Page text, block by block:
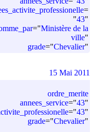
=
"43"
="Ministère de la
ville"
grade="Chevalier"
ordre_merite
annees_service="43"
="43"
grade="Chevalier"
15 Mai 2011